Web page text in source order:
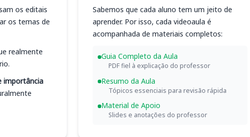
os editais
os temas de
realmente
importância
Sabemos que cada aluno tem um jeito de
aprender. Por isso, cada videoaula é
acompanhada de materiais completos:
Guia Completo da Aula
PDF fiel à explicação do professor
Resumo da Aula
Tópicos essenciais para revisão rápida
Material de Apoio
Slides e anotações do professor